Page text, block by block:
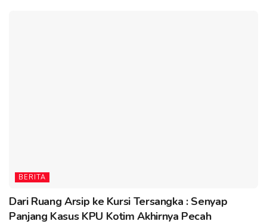
BERITA
Dari Ruang Arsip ke Kursi Tersangka : Senyap
Panjang Kasus KPU Kotim Akhirnya Pecah